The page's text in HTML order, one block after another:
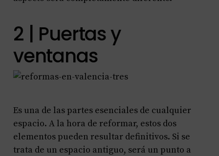
2 | Puertas y
ventanas
Es una de las partes esenciales de cualquier
espacio. A la hora de reformar, estos dos
elementos pueden resultar definitivos. Si se
trata de un espacio antiguo, será un punto a